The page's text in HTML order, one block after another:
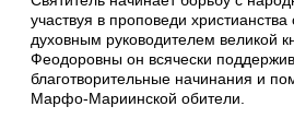
участвуя в проповеди
духовным руководителем великой
Феодоровны он всячески
благотворительные начинания и
Марфо-Мариинской обители.